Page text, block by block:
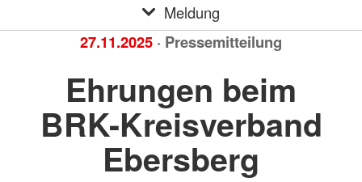
Meldung
27.11.2025 · Pressemitteilung
Ehrungen beim
BRK-Kreisverband
Ebersberg